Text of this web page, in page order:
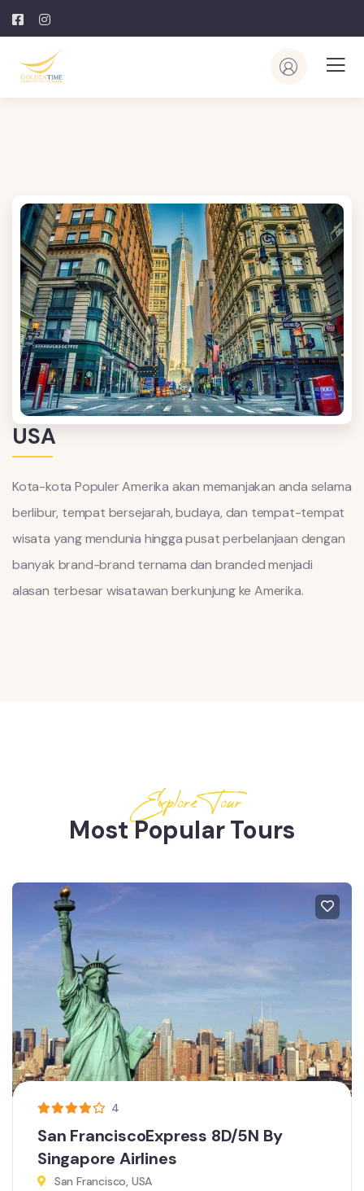
USA
Kota-kota Populer Amerika akan memanjakan anda selama
berlibur, tempat bersejarah, budaya, dan tempat-tempat
wisata yang mendunia hingga pusat perbelanjaan dengan
banyak brand-brand ternama dan branded menjadi
alasan terbesar wisatawan berkunjung ke Amerika.
Explore Tour
Most Popular Tours
4
San FranciscoExpress 8D/5N By
Singapore Airlines
San Francisco, USA